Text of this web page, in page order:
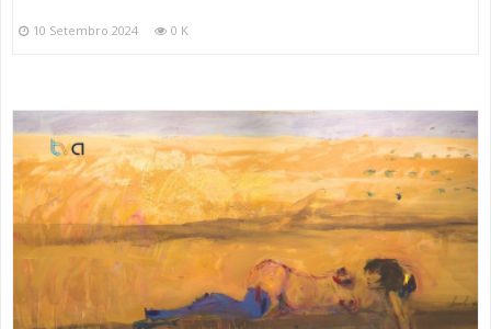
10 Setembro 2024 0 K